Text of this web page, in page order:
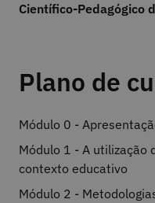
Científico-Pedagógico
Plano de
Módulo 0 -
Módulo 1 - A utilização
contexto educativo
Módulo 2 -